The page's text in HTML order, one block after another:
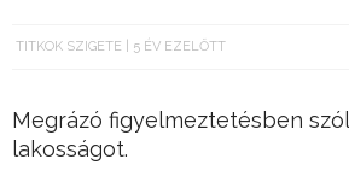
TITKOK SZIGETE 5 ÉV EZELŐTT
Megrázó figyelmeztetésben
lakosságot.